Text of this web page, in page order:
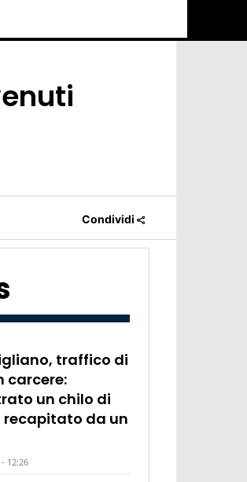
Condividi
traffico di
carcere:
un chilo di
recapitato da un
12:26